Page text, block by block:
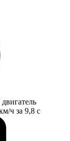
ч за 9,8 с